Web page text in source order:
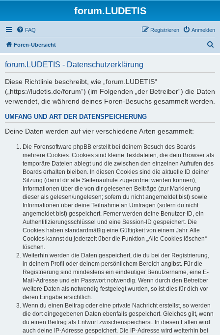
forum.LUDETIS
FAQ Anmelden
Registrieren
Foren-Übersicht
forum.LUDETIS - Datenschutzerklärung
Diese Richtlinie beschreibt, wie „forum.LUDETIS“
(„https://ludetis.de/forum“) (im Folgenden „der Betreiber“) die Daten
verwendet, die während deines Foren-Besuchs gesammelt werden.
UMFANG UND ART DER DATENSPEICHERUNG
Deine Daten werden auf vier verschiedene Arten gesammelt:
Die Forensoftware phpBB erstellt bei deinem Besuch des Boards
mehrere Cookies. Cookies sind kleine Textdateien, die dein Browser als
temporäre Dateien ablegt und die zwischen den einzelnen Aufrufen des
Boards erhalten bleiben. In diesen Cookies sind die aktuelle ID deiner
Sitzung (damit dir alle Seitenaufrufe zugeordnet werden können),
Informationen über die von dir gelesenen Beiträge (zur Markierung
dieser als gelesen/ungelesen; sofern du nicht angemeldet bist) sowie
Informationen über deine Teilnahme an Umfragen (sofern du nicht
angemeldet bist) gespeichert. Ferner werden deine Benutzer-ID, ein
Authentifizierungsschlüssel und eine Session-ID gespeichert. Die
Cookies haben standardmäßig eine Gültigkeit von einem Jahr. Alle
Cookies kannst du jederzeit über die Funktion „Alle Cookies löschen“
löschen.
Weiterhin werden die Daten gespeichert, die du bei der Registrierung,
in deinem Profil oder deinem persönlichem Bereich angibst. Für die
Registrierung sind mindestens ein eindeutiger Benutzername, eine E-
Mail-Adresse und ein Passwort notwendig. Wenn durch den Betreiber
weitere Daten als notwendig festgelegt wurden, so ist dies für dich vor
deren Eingabe ersichtlich.
Wenn du einen Beitrag oder eine private Nachricht erstellst, so werden
die dort eingegebenen Daten ebenfalls gespeichert. Gleiches gilt, wenn
du einen Beitrag als Entwurf zwischenspeicherst. In diesen Fällen wird
auch deine IP-Adresse gespeichert. Die IP-Adresse wird weiterhin bei